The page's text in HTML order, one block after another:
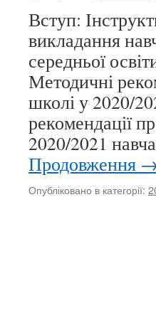
Вступ:
викладання
середньої
Методичні
школі у 2020/
рекомендації
2020/2021
Продовження
Опубліковано в категорії: